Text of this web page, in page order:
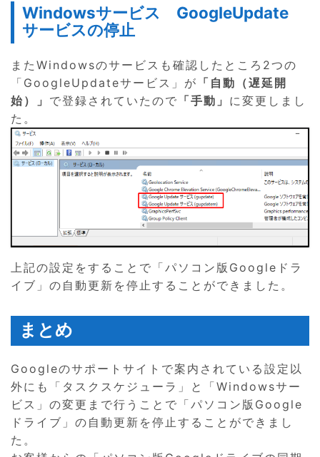
Windowsサービス GoogleUpdate
サービスの停止
またWindowsのサービスも確認したところ2つの
「GoogleUpdateサービス」が 「自動（遅延開
始）」 で登録されていたので 「手動」 に変更しまし
た。
上記の設定をすることで「パソコン版Googleドラ
イブ」の自動更新を停止することができました。
まとめ
Googleのサポートサイトで案内されている設定以
外にも「タスクスケジューラ」と「Windowsサー
ビス」の変更まで行うことで「パソコン版Google
ドライブ」の自動更新を停止することができまし
た。